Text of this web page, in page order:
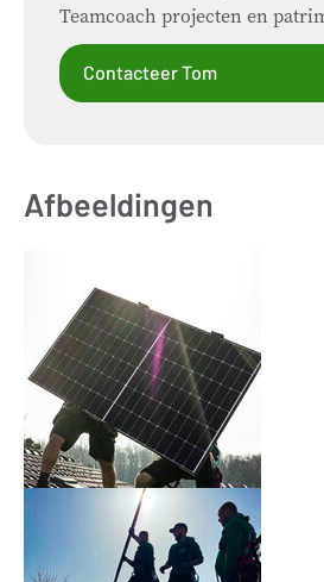
Teamcoach projecten en
Contacteer Tom
Afbeeldingen